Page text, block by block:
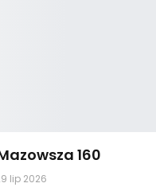
160
lip 2026